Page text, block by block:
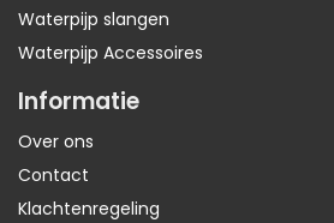
Waterpijp slangen
Waterpijp Accessoires
Informatie
Over ons
Contact
Klachtenregeling